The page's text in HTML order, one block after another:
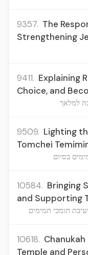
9357. The
Strengthening
9411. Explaining
Choice, and
למלאך
9509. Lighting
Tomchei
בסיום
10584. Bringing
and Supporting
תומכי תמימים
10618.
Temple and